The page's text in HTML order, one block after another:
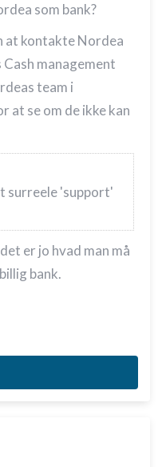
som bank?
at kontakte Nordea
management
team i
at se om de ikke kan
surreele 'support'
er jo hvad man må
bank.